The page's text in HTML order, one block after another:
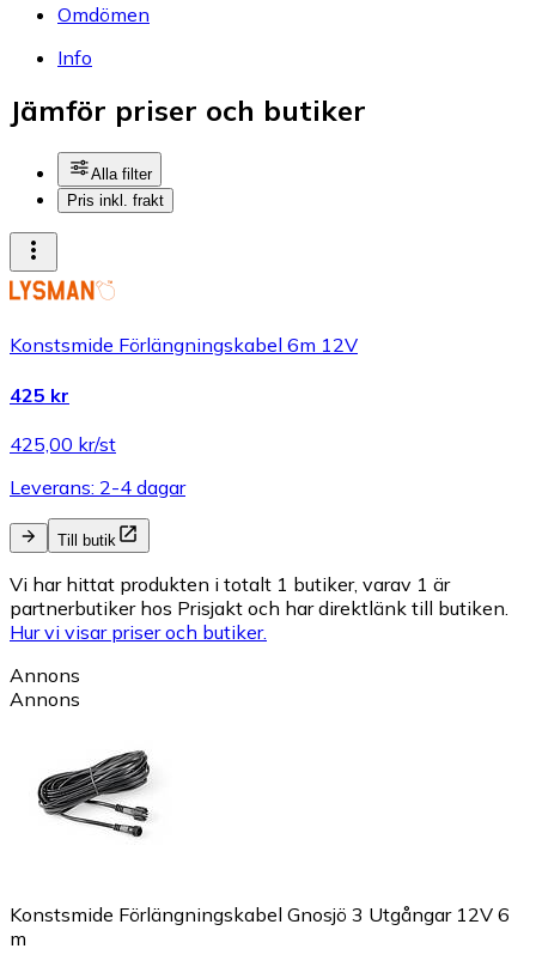
Omdömen
Info
Jämför priser och butiker
Alla filter
Pris inkl. frakt
Konstsmide Förlängningskabel 6m 12V
425 kr
425,00 kr/st
Leverans: 2-4 dagar
Till butik
Vi har hittat produkten i totalt 1 butiker, varav 1 är
partnerbutiker hos Prisjakt och har direktlänk till butiken.
Hur vi visar priser och butiker.
Annons
Annons
Konstsmide Förlängningskabel Gnosjö 3 Utgångar 12V 6
m